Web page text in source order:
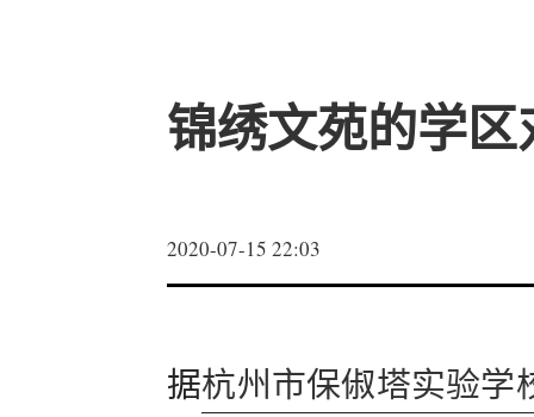
锦绣文苑的学
2020-07-15 22:03
据杭州市保俶塔实验学